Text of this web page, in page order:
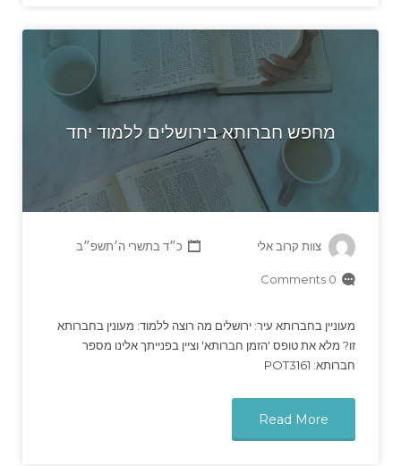
מחפש חברותא בירושלים ללמוד יחד
צוות קרוב אלי כ״ד בתשרי ה׳תשפ״ב
0 Comments
מעוניין בחברותא עיר: ירושלים מה רוצה ללמוד: מעונין בחברותא
זו? מלא את טופס 'הזמן חברותא' וציין בפנייתך אלינו מספר
חברותא: POT3161
Read More